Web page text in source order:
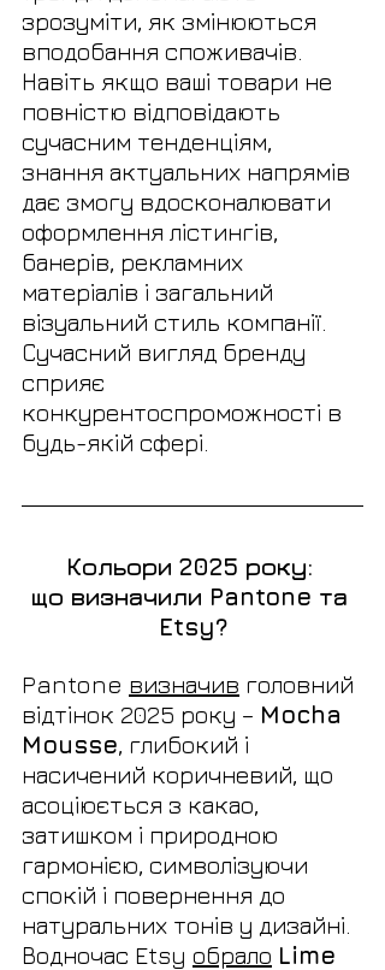
зрозуміти, як змінюються
вподобання споживачів.
Навіть якщо ваші товари не
повністю відповідають
сучасним тенденціям,
знання актуальних напрямів
дає змогу вдосконалювати
оформлення лістингів,
банерів, рекламних
матеріалів і загальний
візуальний стиль компанії.
Сучасний вигляд бренду
сприяє
конкурентоспроможності в
будь-якій сфері.
Кольори 2025 року:
що визначили Pantone та
Etsy?
Pantone визначив головний
відтінок 2025 року – Mocha
Mousse, глибокий і
насичений коричневий, що
асоціюється з какао,
затишком і природною
гармонією, символізуючи
спокій і повернення до
натуральних тонів у дизайні.
Водночас Etsy обрало Lime